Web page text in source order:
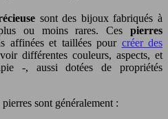
sont des bijoux fabriqués à
ou moins rares. Ces pierres
affinées et taillées pour créer des
différentes couleurs, aspects, et
-, aussi dotées de propriétés
sont généralement :